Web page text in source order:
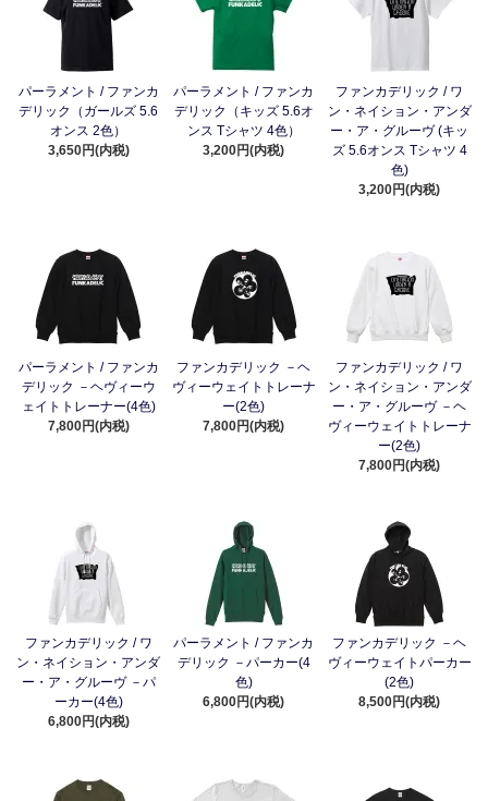
パーラメント / ファンカ
デリック（ガールズ 5.6
オンス 2色）
3,650円(内税)
パーラメント / ファンカ
デリック（キッズ 5.6オ
ンス Tシャツ 4色）
3,200円(内税)
ファンカデリック / ワ
ン・ネイション・アンダ
ー・ア・グルーヴ (キッ
ズ 5.6オンス Tシャツ 4
色)
3,200円(内税)
パーラメント / ファンカ
デリック －ヘヴィーウ
ェイトトレーナー(4色)
7,800円(内税)
ファンカデリック －ヘ
ヴィーウェイトトレーナ
ー(2色)
7,800円(内税)
ファンカデリック / ワ
ン・ネイション・アンダ
ー・ア・グルーヴ －ヘ
ヴィーウェイトトレーナ
ー(2色)
7,800円(内税)
ファンカデリック / ワ
ン・ネイション・アンダ
ー・ア・グルーヴ －パ
ーカー(4色)
6,800円(内税)
パーラメント / ファンカ
デリック －パーカー(4
色)
6,800円(内税)
ファンカデリック －ヘ
ヴィーウェイトパーカー
(2色)
8,500円(内税)